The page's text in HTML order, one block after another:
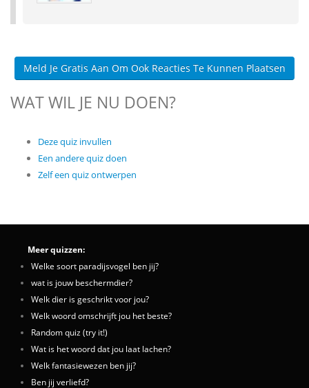
Meld Je Gratis Aan Om Ook Reacties Te Kunnen Plaatsen
WAT WIL JE NU DOEN?
Deze quiz invullen
Een andere quiz doen
Zelf een quiz ontwerpen
Meer quizzen:
Welke soort paradijsvogel ben jij?
wat is jouw beschermdier?
Welk dier is geschrikt voor jou?
Welk woord omschrijft jou het beste?
Random quiz (try it!)
Wat is het woord dat jou laat lachen?
Welk fantasiewezen ben jij?
Ben jij verliefd?